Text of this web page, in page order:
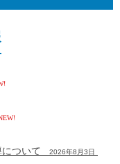
について 2026年8月3日